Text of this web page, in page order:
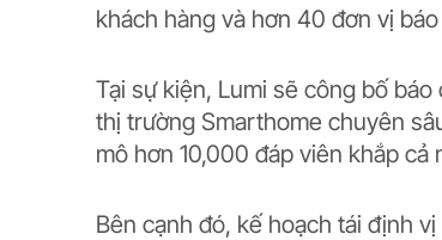
khách hàng và hơn 40 đơn vị
Tại sự kiện, Lumi sẽ công bố
thị trường Smarthome chuyên
mô hơn 10,000 đáp viên khắp cả
Bên cạnh đó, kế hoạch tái định